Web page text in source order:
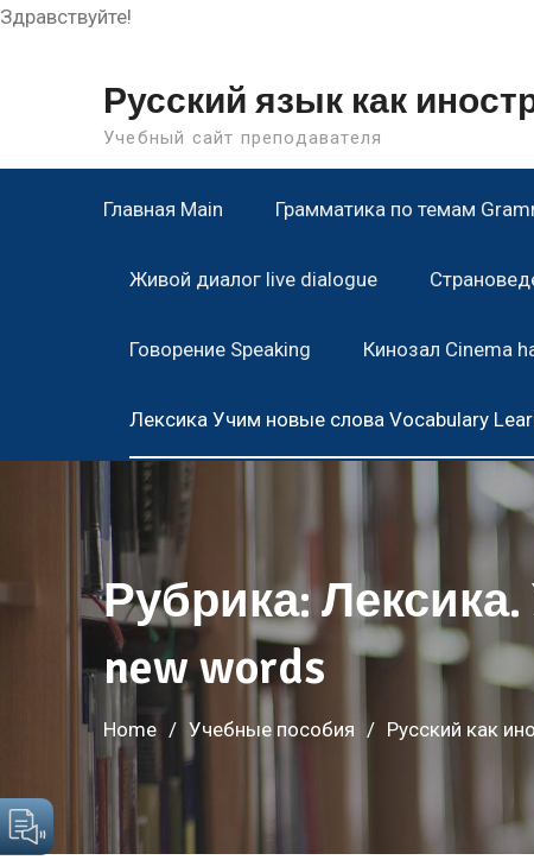
Здравствуйте!
Русский язык как
Учебный сайт преподавателя
Главная Main Грамматика по темам
Живой диалог live dialogue
Говорение Speaking Кинозал Cinema
Лексика Учим новые слова Vocabulary
Рубрика:
new words
Home Учебные пособия Русский как